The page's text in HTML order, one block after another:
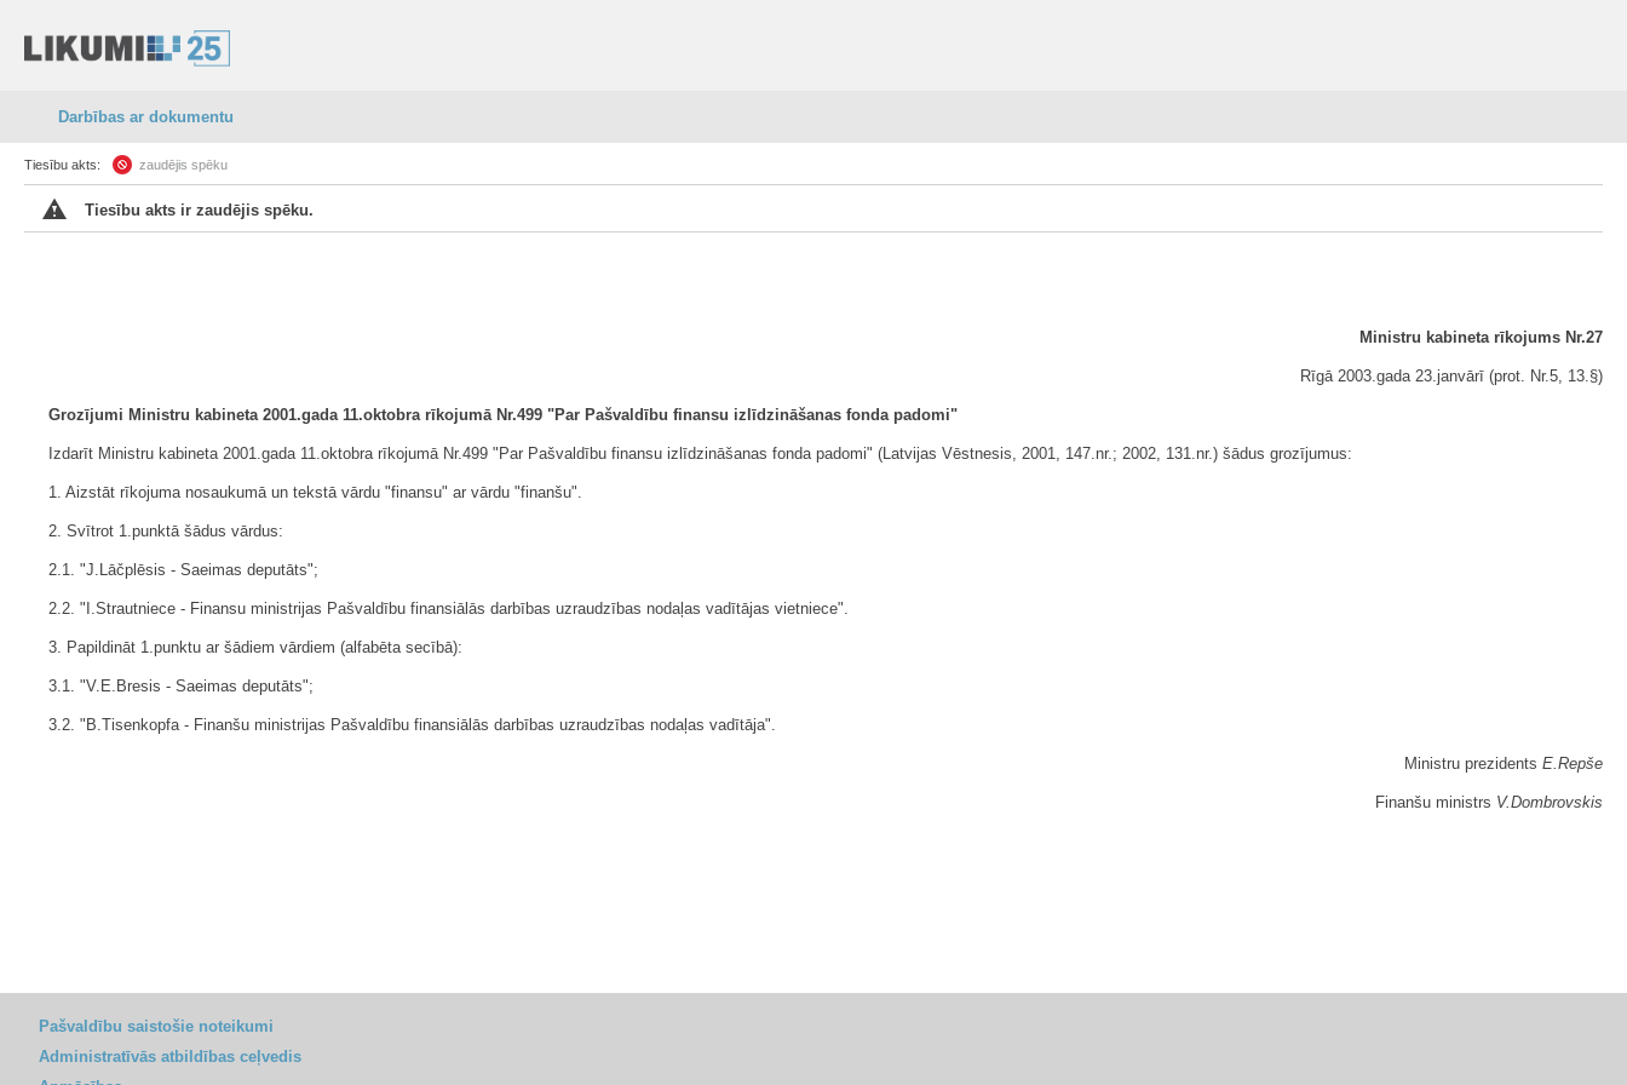
Darbības ar dokumentu
Tiesību akts: zaudējis spēku
Tiesību akts ir zaudējis spēku.
Ministru kabineta rīkojums Nr.27
Rīgā 2003.gada 23.janvārī (prot. Nr.5, 13.§)
Grozījumi Ministru kabineta 2001.gada 11.oktobra rīkojumā Nr.499 "Par Pašvaldību finansu izlīdzināšanas fonda padomi"
Izdarīt Ministru kabineta 2001.gada 11.oktobra rīkojumā Nr.499 "Par Pašvaldību finansu izlīdzināšanas fonda padomi" (Latvijas Vēstnesis, 2001, 147.nr.; 2002, 131.nr.) šādus grozījumus:
1. Aizstāt rīkojuma nosaukumā un tekstā vārdu "finansu" ar vārdu "finanšu".
2. Svītrot 1.punktā šādus vārdus:
2.1. "J.Lāčplēsis - Saeimas deputāts";
2.2. "I.Strautniece - Finansu ministrijas Pašvaldību finansiālās darbības uzraudzības nodaļas vadītājas vietniece".
3. Papildināt 1.punktu ar šādiem vārdiem (alfabēta secībā):
3.1. "V.E.Bresis - Saeimas deputāts";
3.2. "B.Tisenkopfa - Finanšu ministrijas Pašvaldību finansiālās darbības uzraudzības nodaļas vadītāja".
Ministru prezidents E.Repše
Finanšu ministrs V.Dombrovskis
Pašvaldību saistošie noteikumi
Administratīvās atbildības ceļvedis